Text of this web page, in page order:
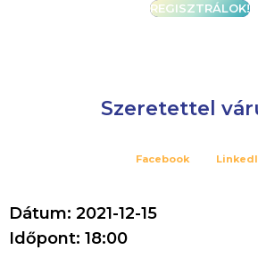
REGISZTRÁLOK!
Szeretettel
Facebook
Dátum: 2021-12-15
Időpont: 18:00